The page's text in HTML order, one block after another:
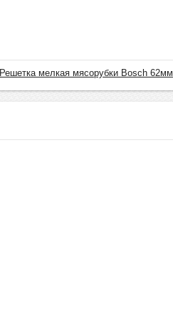
Решетка мелкая мясорубки Bosch 62мм